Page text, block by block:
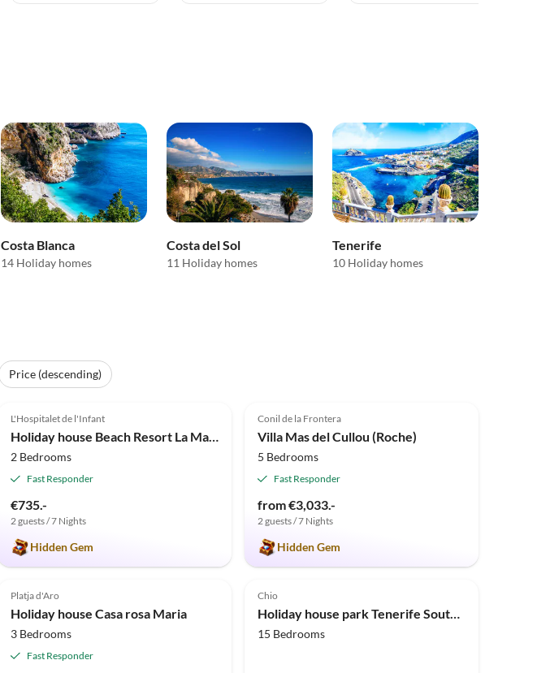
Costa Blanca
14 Holiday homes
Costa del Sol
11 Holiday homes
Tenerife
10 Holiday homes
Price (descending)
L'Hospitalet de l'Infant
Holiday house Beach Resort La Margarita
2 Bedrooms
Fast Responder
€735.-
2 guests / 7 Nights
Hidden Gem
Conil de la Frontera
Villa Mas del Cullou (Roche)
5 Bedrooms
Fast Responder
from €3,033.-
2 guests / 7 Nights
Hidden Gem
Top-Listing
Platja d'Aro
Holiday house Casa rosa Maria
3 Bedrooms
Fast Responder
Top-Listing
Chio
Holiday house park Tenerife South Finca Montimar
15 Bedrooms